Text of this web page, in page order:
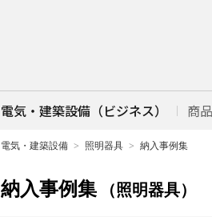
電気・建築設備（ビジネス） 商
電気・建築設備 照明器具 納入事例集
納入事例集 （照明器具）